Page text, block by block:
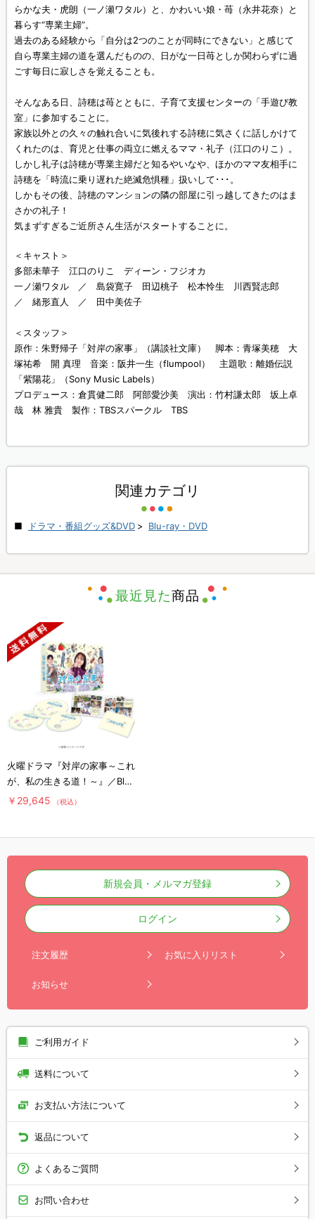
らかな夫・虎朗（一ノ瀬ワタル）と、かわいい娘・苺（永井花奈）と
暮らす“専業主婦”。
過去のある経験から「自分は2つのことが同時にできない」と感じて
自ら専業主婦の道を選んだものの、日がな一日苺としか関わらずに過
ごす毎日に寂しさを覚えることも。
そんなある日、詩穂は苺とともに、子育て支援センターの「手遊び教
室」に参加することに。
家族以外との久々の触れ合いに気後れする詩穂に気さくに話しかけて
くれたのは、育児と仕事の両立に燃えるママ・礼子（江口のりこ）。
しかし礼子は詩穂が専業主婦だと知るやいなや、ほかのママ友相手に
詩穂を「時流に乗り遅れた絶滅危惧種」扱いして･･･。
しかもその後、詩穂のマンションの隣の部屋に引っ越してきたのはま
さかの礼子！
気まずすぎるご近所さん生活がスタートすることに。
＜キャスト＞
多部未華子 江口のりこ ディーン・フジオカ
一ノ瀬ワタル ／ 島袋寛子 田辺桃子 松本怜生 川西賢志郎
／ 緒形直人 ／ 田中美佐子
＜スタッフ＞
原作：朱野帰子「対岸の家事」（講談社文庫） 脚本：青塚美穂 大
塚祐希 開 真理 音楽：阪井一生（flumpool） 主題歌：離婚伝説
「紫陽花」（Sony Music Labels）
プロデュース：倉貫健二郎 阿部愛沙美 演出：竹村謙太郎 坂上卓
哉 林 雅貴 製作：TBSスパークル TBS
関連カテゴリ
ドラマ・番組グッズ&DVD > Blu-ray・DVD
最近見た商品
火曜ドラマ『対岸の家事～これ
が、私の生きる道！～』／Blu-
ray BOX（送料無料・3枚組）
￥29,645 （税込）
新規会員・メルマガ登録
ログイン
注文履歴 お気に入りリスト
お知らせ
ご利用ガイド
送料について
お支払い方法について
返品について
よくあるご質問
お問い合わせ